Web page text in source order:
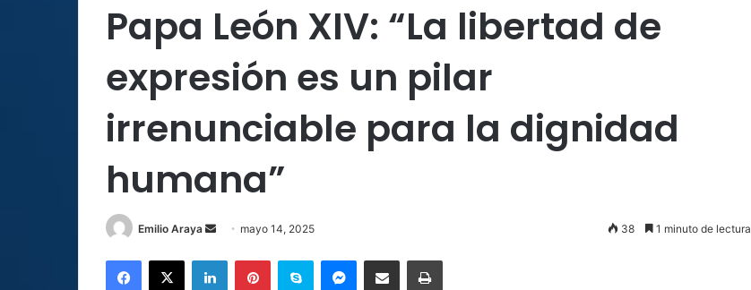
Papa León XIV: “La libertad de
expresión es un pilar
irrenunciable para la dignidad
humana”
Emilio Araya
Send mayo 14, 2025 38 1 minuto de lectura
Facebook
X LinkedInPinterestSkype MessengerCompartir por correo electrónicoImprimir